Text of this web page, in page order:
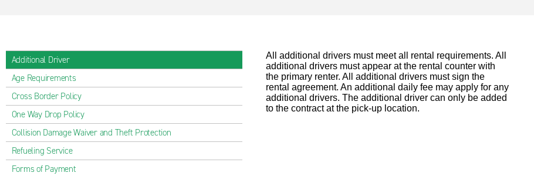
Additional Driver
Age Requirements
Cross Border Policy
One Way Drop Policy
Collision Damage Waiver and Theft Protection
Refueling Service
Forms of Payment
All additional drivers must meet all rental requirements. All
additional drivers must appear at the rental counter with
the primary renter. All additional drivers must sign the
rental agreement. An additional daily fee may apply for any
additional drivers. The additional driver can only be added
to the contract at the pick-up location.